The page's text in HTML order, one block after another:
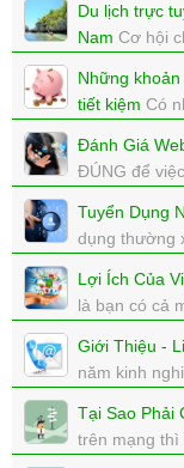
Internet
những người
nhanh, làm
xem: 5554 | cập
Du lịch trực
Nam Cơ hội
tỷ USD vào
xem: 4729 | cập
Những
tiết kiệm Có
thì tiết kiệm
xem: 4754 | cập
Đánh Giá
ĐÚNG để
xem: 3152 | cập
Tuyển Dụng
dụng thường
xem: 5090 | cập
Lợi Ích Của
là bạn có cả
Giới Thiệu -
năm kinh
xem: 5338 | cập
Tại Sao Phải
trên mạng